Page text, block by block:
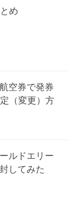
め
空券で発券
（変更）方
ルドエリー
してみた